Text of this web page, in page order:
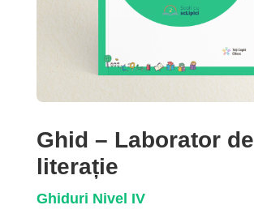
Ghid – Laborator de
literație
Ghiduri Nivel IV